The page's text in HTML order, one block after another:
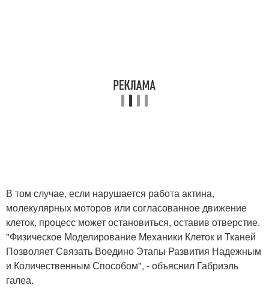
В том случае, если нарушается работа актина,
молекулярных моторов или согласованное движение
клеток, процесс может остановиться, оставив отверстие.
"Физическое Моделирование Механики Клеток и Тканей
Позволяет Связать Воедино Этапы Развития Надежным
и Количественным Способом", - объяснил Габриэль
галеа.